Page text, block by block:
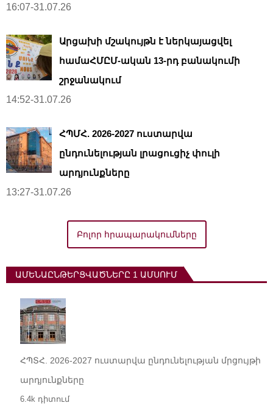
16:07-31.07.26
Արցախի մշակույթն է ներկայացվել
համաՀՄԸՄ-ական 13-րդ բանակումի
շրջանակում
14:52-31.07.26
ՀՊՄՀ. 2026-2027 ուստարվա
ընդունելության լրացուցիչ փուլի
արդյունքները
13:27-31.07.26
Բոլոր հրապարակումները
ԱՄԵՆԱԸՆԹԵՐՑՎԱԾՆԵՐԸ 1 ԱՄՍՈՒՄ
ՀՊՏՀ. 2026-2027 ուստարվա ընդունելության մրցույթի
արդյունքները
6.4k դիտում